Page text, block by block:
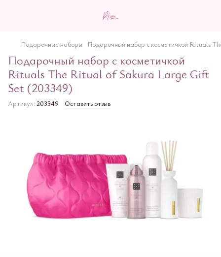
Подарочные наборы Подарочный набор с косметичкой Rituals
Подарочный набор с косметичкой
Rituals The Ritual of Sakura Large Gift
Set (203349)
Артикул: 203349 Оставить отзыв